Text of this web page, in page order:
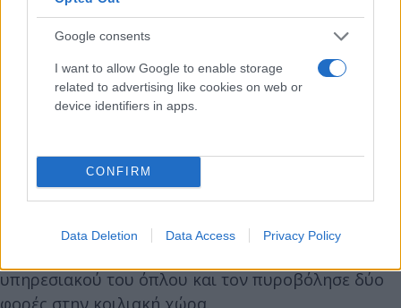
Google consents
I want to allow Google to enable storage
related to advertising like cookies on web or
device identifiers in apps.
CONFIRM
Data Deletion Data Access Privacy Policy
τους για το πού κινείται ο δράστης.
Στη διασταύρωση της Λένορμαν με την
Παλαμιδίου, ένα περιπολικό της Άμεσης Δράσης
περικυκλώσουν τον 38χρονο και τότε, σύμφωνα με
ανακοίνωση της ΕΛ.ΑΣ, ο δράστης κινήθηκε με
μαχαίρι απειλητικά προς το μέρος τους.
υπηρεσιακού του όπλου και τον πυροβόλησε δύο
φορές στην κοιλιακή χώρα.